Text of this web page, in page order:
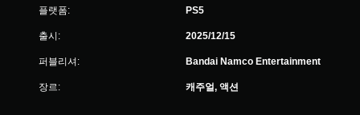
플랫폼: PS5
출시: 2025/12/15
퍼블리셔: Bandai Namco Entertainment
장르: 캐주얼, 액션